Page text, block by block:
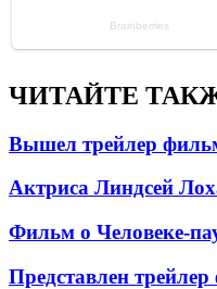
ЧИТАЙТЕ
Вышел трейлер
Актриса Линдсей
Фильм о Человеке-
Представлен